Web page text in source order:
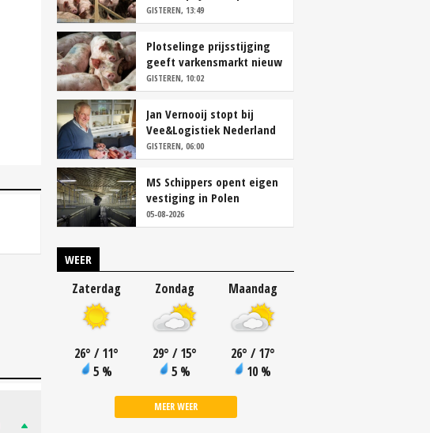
van zes maanden
GISTEREN, 13:49
Plotselinge prijsstijging
geeft varkensmarkt nieuw
perspectief
GISTEREN, 10:02
Jan Vernooij stopt bij
Vee&Logistiek Nederland
GISTEREN, 06:00
MS Schippers opent eigen
vestiging in Polen
05-08-2026
WEER
Zaterdag
26° / 11°
5 %
Zondag
29° / 15°
5 %
Maandag
26° / 17°
10 %
MEER WEER